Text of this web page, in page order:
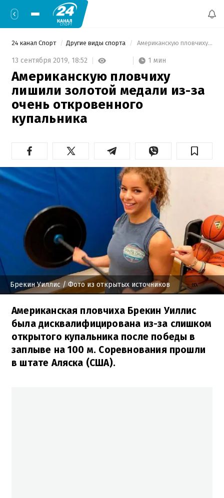
24 канал Спорт Другие виды спорта Американскую пловчиху лишили золотой медали из-за очень откровенного купальника
13 сентября 2019, 18:52 1 мин
Американскую пловчиху
лишили золотой медали из-за
очень откровенного
купальника
Брекин Уиллис / Фото из открытых источников
Американская пловчиха Брекин Уиллис
была дисквалифицирована из-за слишком
открытого купальника после победы в
заплыве на 100 м. Соревнования прошли
в штате Аляска (США).